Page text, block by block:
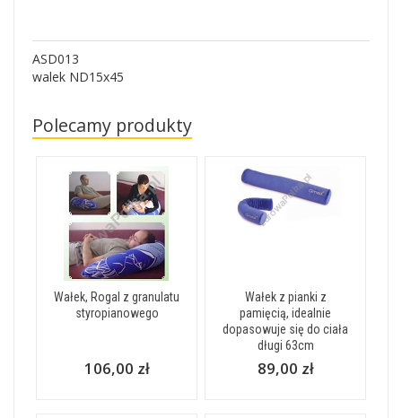
ASD013
walek ND15x45
Polecamy produkty
Wałek, Rogal z granulatu
styropianowego
106,00 zł
Wałek z pianki z
pamięcią, idealnie
dopasowuje się do ciała
długi 63cm
89,00 zł